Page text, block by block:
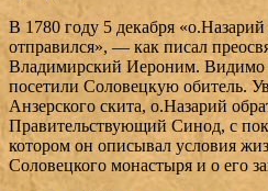
В 1780 году 5 декабря
отправился», — как писал
Владимирский Иероним. Видимо
посетили Соловецкую обитель.
Анзерского скита, о.Назарий
Правительствующий Синод, с
котором он описывал условия
Соловецкого монастыря и о его